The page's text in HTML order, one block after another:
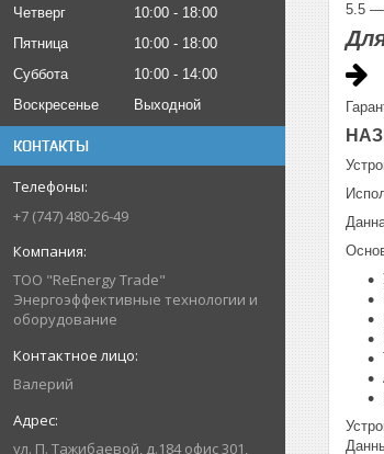
Четверг
10:00
18:00
Пятница
10:00
18:00
Суббота
10:00
14:00
Воскресенье
Выходной
КОНТАКТЫ
+7 (747) 480-26-49
ТОО "ReEnergy Trade"
Энергоэффективные технологии и
оборудование
Валерий
ул. П. Тажибаевой, д.184 офис 301,
5.5 —